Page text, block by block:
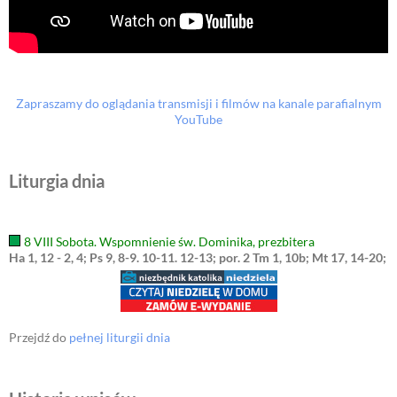
Zapraszamy do oglądania transmisji i filmów na kanale parafialnym
YouTube
Liturgia dnia
8 VIII Sobota. Wspomnienie św. Dominika, prezbitera
Ha 1, 12 - 2, 4; Ps 9, 8-9. 10-11. 12-13; por. 2 Tm 1, 10b; Mt 17, 14-20;
Przejdź do pełnej liturgii dnia